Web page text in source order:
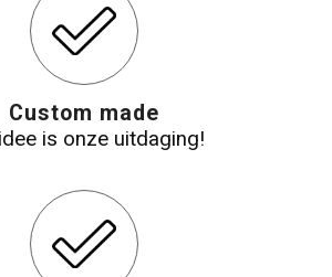
Custom made
is onze uitdaging!